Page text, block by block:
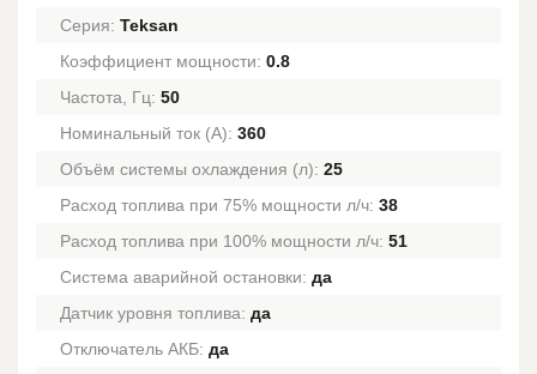
Серия: Teksan
Коэффициент мощности: 0.8
Частота, Гц: 50
Номинальный ток (А): 360
Объём системы охлаждения (л): 25
Расход топлива при 75% мощности л/ч: 38
Расход топлива при 100% мощности л/ч: 51
Система аварийной остановки: да
Датчик уровня топлива: да
Отключатель АКБ: да